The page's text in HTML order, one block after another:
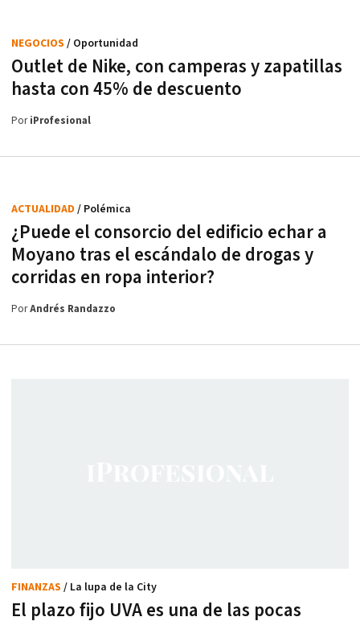
Outlet de Nike, con camperas y zapatillas
hasta con 45% de descuento
NEGOCIOS / Oportunidad
PoriProfesional
¿Puede el consorcio del edificio echar a
Moyano tras el escándalo de drogas y
corridas en ropa interior?
ACTUALIDAD / Polémica
PorAndrés Randazzo
El plazo fijo UVA es una de las pocas
FINANZAS / La lupa de la City